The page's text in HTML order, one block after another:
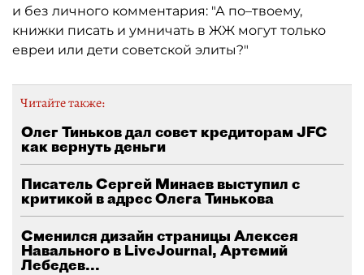
и без личного комментария: "А по–твоему,
книжки писать и умничать в ЖЖ могут только
евреи или дети советской элиты?"
Читайте также:
Олег Тиньков дал совет кредиторам JFC
как вернуть деньги
Писатель Сергей Минаев выступил с
критикой в адрес Олега Тинькова
Сменился дизайн страницы Алексея
Навального в LiveJournal, Артемий
Лебедев...